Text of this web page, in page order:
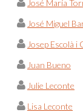
José María
José Miguel
Josep Escolà i
Juan Bueno
Julie Leconte
Lisa Leconte